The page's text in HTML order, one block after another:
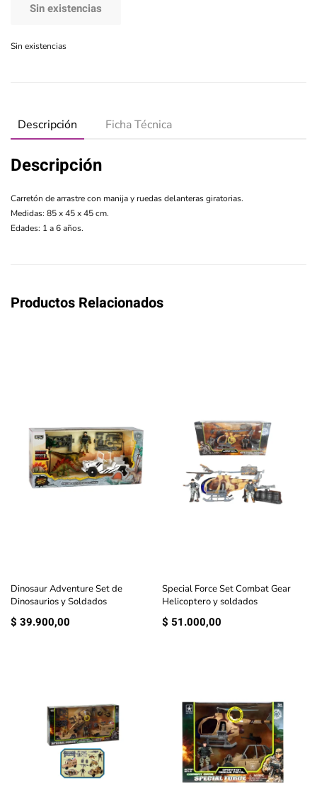
Sin existencias
Sin existencias
Descripción Ficha Técnica
Descripción
Carretón de arrastre con manija y ruedas delanteras giratorias.
Medidas: 85 x 45 x 45 cm.
Edades: 1 a 6 años.
Productos Relacionados
Dinosaur Adventure Set de
Dinosaurios y Soldados
$ 39.900,00
Special Force Set Combat Gear
Helicoptero y soldados
$ 51.000,00